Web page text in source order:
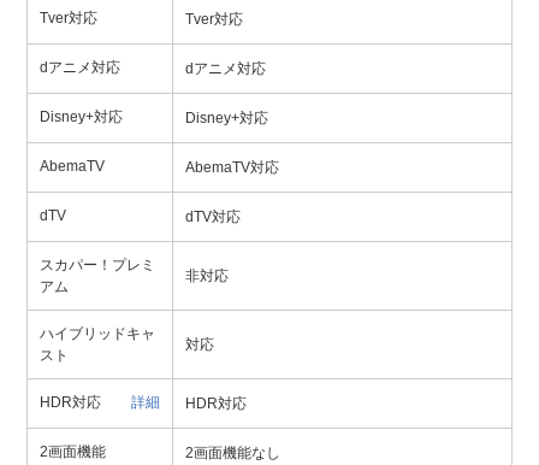
Tver対応 Tver対応
dアニメ対応 dアニメ対応
Disney+対応 Disney+対応
AbemaTV AbemaTV対応
dTV dTV対応
スカパー！プレミ
アム
非対応
ハイブリッドキャ
スト
対応
HDR対応 詳細 HDR対応
2画面機能 2画面機能なし